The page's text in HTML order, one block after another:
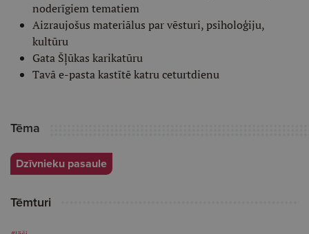
noderīgiem tematiem
Aizraujošus materiālus par vēsturi, psiholoģiju,
kultūru
Gata Šļūkas karikatūru
Tavā e-pasta kastītē katru ceturtdienu
Tēma
Dzīvnieku pasaule
Tēmturi